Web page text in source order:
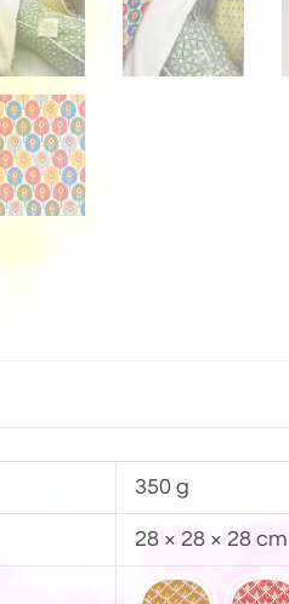
350 g
28 × 28 × 28 cm